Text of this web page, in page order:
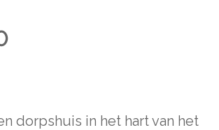
dorpshuis in het hart van het